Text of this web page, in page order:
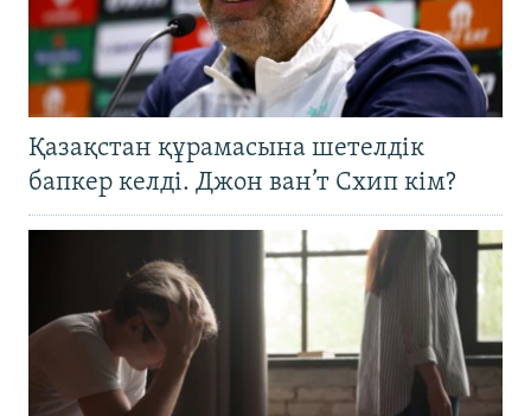
Қазақстан құрамасына шетелдік
бапкер келді. Джон ван’т Схип кім?